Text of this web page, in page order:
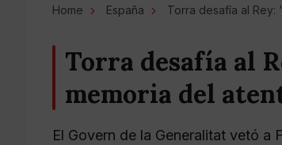
Home España Torra desafía al Rey:
Torra desafía al
memoria del
El Govern de la Generalitat vetó